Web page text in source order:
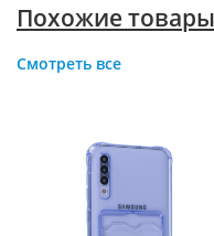
Похожие товары
Смотреть все